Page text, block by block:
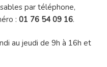
par téléphone,
: 01 76 54 09 16.
au jeudi de 9h à 16h et